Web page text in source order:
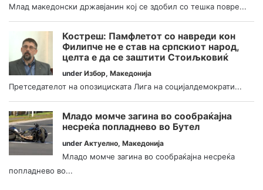
Млад македонски државјанин кој се здобил со тешка повре...
Костреш: Памфлетот со навреди кон
Филипче не е став на српскиот народ,
целта е да се заштити Стоиљковиќ
under Избор, Македонија
Претседателот на опозициската Лига на социјалдемократи...
Младо момче загина во сообраќајна
несреќа попладнево во Бутел
under Актуелно, Македонија
Младо момче загина во сообраќајна несреќа
попладнево во...